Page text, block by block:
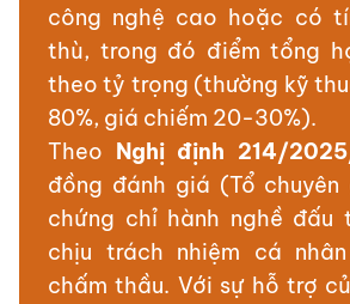
công nghệ cao hoặc có
thù, trong đó điểm tổng
theo tỷ trọng (thường kỹ
80%, giá chiếm 20-30%).
Theo Nghị định 214/
đồng đánh giá (Tổ
chứng chỉ hành nghề đấu
chịu trách nhiệm cá
chấm thầu. Với sự hỗ trợ